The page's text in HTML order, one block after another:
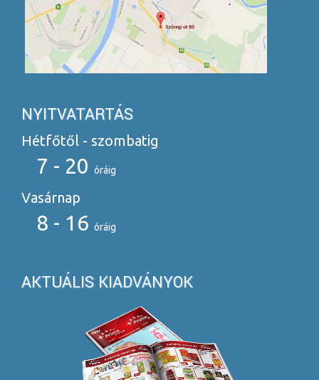
NYITVATARTÁS
Hétfőtől - szombatig
7 - 20 óráig
Vasárnap
8 - 16 óráig
AKTUÁLIS KIADVÁNYOK